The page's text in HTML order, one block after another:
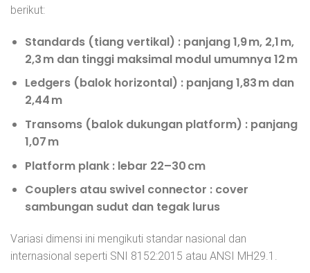
berikut:
Standards (tiang vertikal) : panjang 1,9 m, 2,1 m,
2,3 m dan tinggi maksimal modul umumnya 12 m
Ledgers (balok horizontal) : panjang 1,83 m dan
2,44 m
Transoms (balok dukungan platform) : panjang
1,07 m
Platform plank: lebar 22–30 cm
Couplers atau swivel connector : cover
sambungan sudut dan tegak lurus
Variasi dimensi ini mengikuti standar nasional dan
internasional seperti SNI 8152:2015 atau ANSI MH29.1.